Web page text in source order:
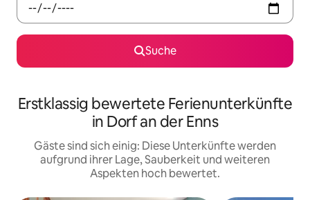
Suche
Erstklassig bewertete Ferienunterkünfte
in Dorf an der Enns
Gäste sind sich einig: Diese Unterkünfte werden
aufgrund ihrer Lage, Sauberkeit und weiteren
Aspekten hoch bewertet.